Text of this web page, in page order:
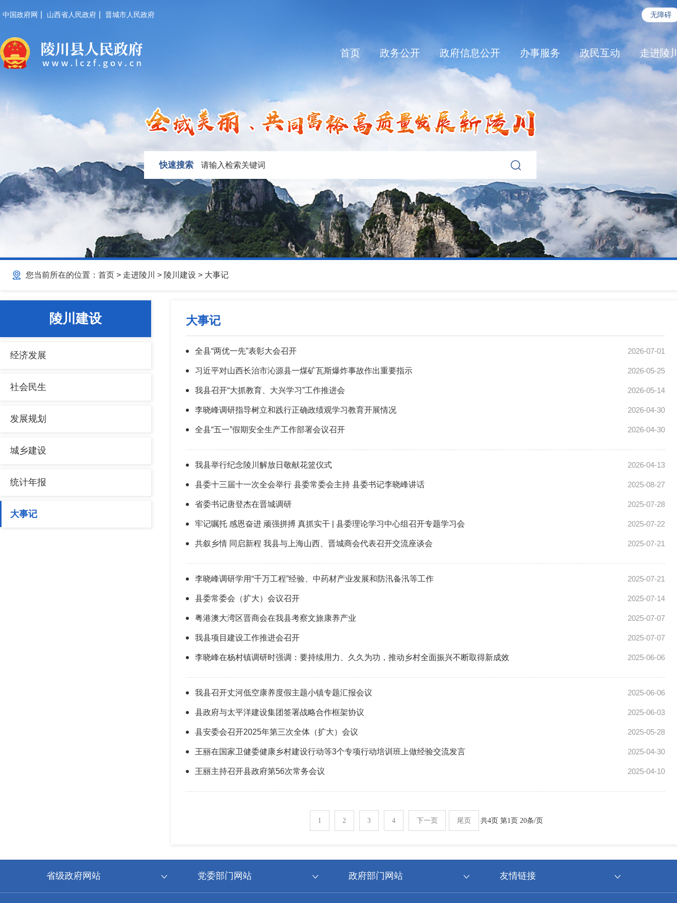
中国政府网 山西省人民政府 晋城市人民政府 无障碍
首页 政务公开 政府信息公开 办事服务 政民互动 走进陵
快速搜索
您当前所在的位置： 首页 > 走进陵川 > 陵川建设 > 大事记
陵川建设
经济发展
社会民生
发展规划
城乡建设
统计年报
大事记
大事记
2026-07-01
全县“两优一先”表彰大会召开
2026-05-25
习近平对山西长治市沁源县一煤矿瓦斯爆炸事故作出重要指示
2026-05-14
我县召开“大抓教育、大兴学习”工作推进会
2026-04-30
李晓峰调研指导树立和践行正确政绩观学习教育开展情况
2026-04-30
全县“五一”假期安全生产工作部署会议召开
2026-04-13
我县举行纪念陵川解放日敬献花篮仪式
2025-08-27
县委十三届十一次全会举行 县委常委会主持 县委书记李晓峰讲话
2025-07-28
省委书记唐登杰在晋城调研
2025-07-22
牢记嘱托 感恩奋进 顽强拼搏 真抓实干 | 县委理论学习中心组召开专题学习会
2025-07-21
共叙乡情 同启新程 我县与上海山西、晋城商会代表召开交流座谈会
2025-07-21
李晓峰调研学用“千万工程”经验、中药材产业发展和防汛备汛等工作
2025-07-14
县委常委会（扩大）会议召开
2025-07-07
粤港澳大湾区晋商会在我县考察文旅康养产业
2025-07-07
我县项目建设工作推进会召开
2025-06-06
李晓峰在杨村镇调研时强调：要持续用力、久久为功，推动乡村全面振兴不断取得新成效
2025-06-06
我县召开丈河低空康养度假主题小镇专题汇报会议
2025-06-03
县政府与太平洋建设集团签署战略合作框架协议
2025-05-28
县安委会召开2025年第三次全体（扩大）会议
2025-04-30
王丽在国家卫健委健康乡村建设行动等3个专项行动培训班上做经验交流发言
2025-04-10
王丽主持召开县政府第56次常务会议
1 2 3 4 下一页 尾页 共4页 第1页 20条/页
省级政府网站 党委部门网站 政府部门网站 友情链接